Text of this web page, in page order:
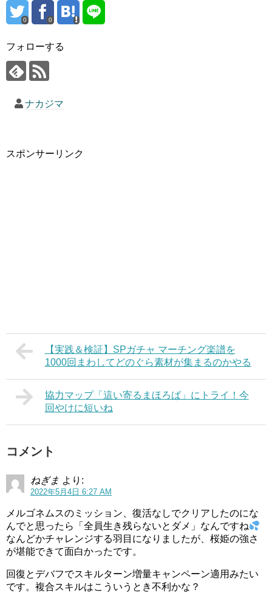
0 0
フォローする
ナカジマ
スポンサーリンク
【実践＆検証】SPガチャ マーチング楽譜を
1000回まわしてどのぐら素材が集まるのかやる
協力マップ「這い寄るまほろば」にトライ！今
回やけに短いね
コメント
ねぎま より:
2022年5月4日 6:27 AM
メルゴネムスのミッション、復活なしでクリアしたのにな
んでと思ったら「全員生き残らないとダメ」なんですね
なんどかチャレンジする羽目になりましたが、桜姫の強さ
が堪能できて面白かったです。
回復とデバフでスキルターン増量キャンペーン適用みたい
です。複合スキルはこういうとき不利かな？